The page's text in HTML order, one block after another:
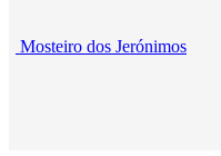
Mosteiro dos Jerónimos